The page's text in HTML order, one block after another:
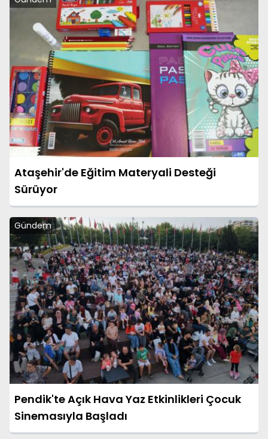
Ataşehir'de Eğitim Materyali Desteği
Sürüyor
Gündem
Pendik'te Açık Hava Yaz Etkinlikleri Çocuk
Sinemasıyla Başladı